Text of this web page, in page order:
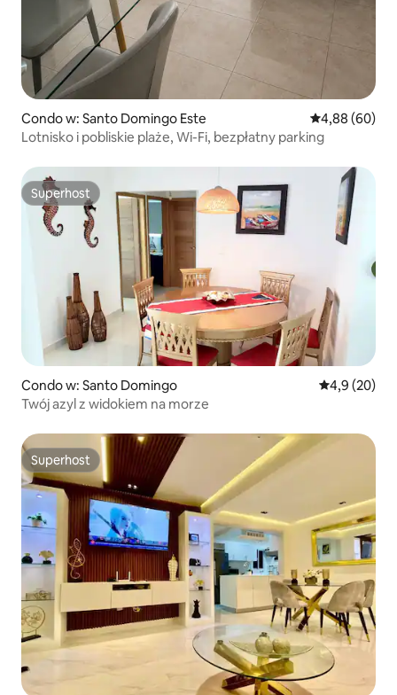
Condo w: Santo Domingo Este Średnia
4,88 (60)
Lotnisko i pobliskie plaże, Wi-Fi, bezpłatny parking
Superhost
Superhost
Condo w: Santo Domingo Średnia
4,9 (20)
Twój azyl z widokiem na morze
Superhost
Superhost